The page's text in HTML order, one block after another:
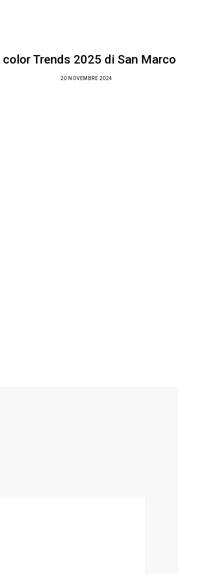
color Trends 2025 di San Marco
20 NOVEMBRE 2024